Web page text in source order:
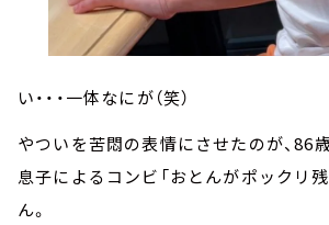
い・・・一体なにが（笑）
やついを苦悶の表情にさせたのが、86
息子によるコンビ「おとんがポックリ
ん。